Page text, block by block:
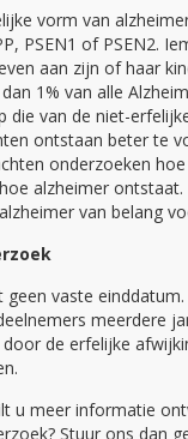
vorm van
PSEN1 of PSEN2.
aan zijn of haar
1% van alle
die van de niet-
ontstaan beter te
onderzoeken
alzheimer
van belang
vaste
meerdere
door de erfelijke
u meer informatie
Stuur ons dan